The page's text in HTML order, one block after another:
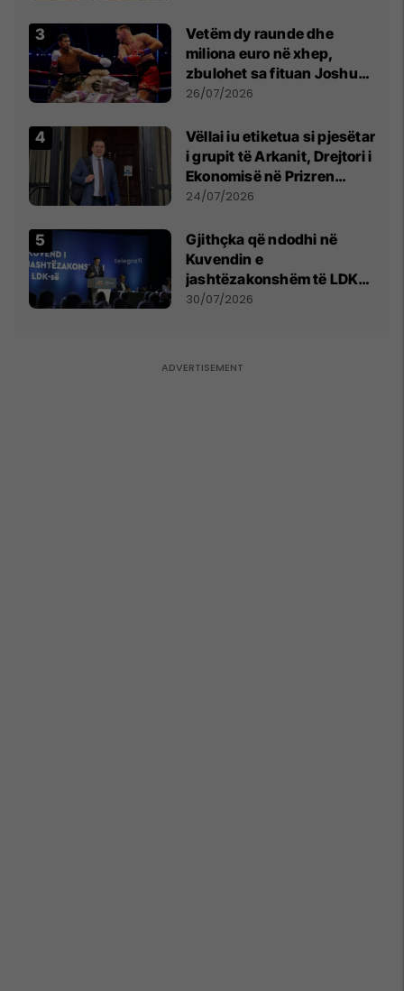
Vetëm dy raunde dhe
miliona euro në xhep,
zbulohet sa fituan Joshua
e Prenga
26/07/2026
Vëllai iu etiketua si pjesëtar
i grupit të Arkanit, Drejtori i
Ekonomisë në Prizren
mohon pretendimet
24/07/2026
Gjithçka që ndodhi në
Kuvendin e
jashtëzakonshëm të LDK-
së
30/07/2026